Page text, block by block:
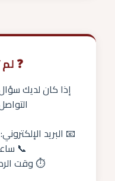
ملاحظة: لن يتم تجديد
• استرداد جزئي بعد 30 يوم
• الاتصال بالدعم
❓
إذا كان لديك
📧 البريد الإلكتروني:
📞
⏱ وقت الرد: خلال